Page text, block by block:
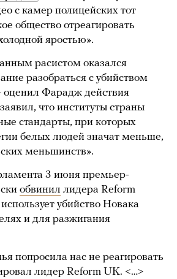
с камер полицейских тот
общество отреагировать
яростью».
расистом оказался
разобраться с убийством
оценил Фарадж действия
что институты страны
стандарты, при которых
белых людей значат меньше,
меньшинств».
3 июня премьер-
обвинил лидера Reform
убийство Новака
и для разжигания
попросила нас не реагировать
лидер Reform UK. <…>